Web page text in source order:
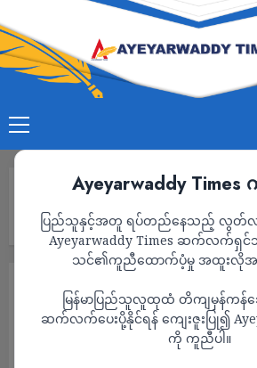
Ayeyarwaddy
ပြည်သူနှင့်အတူ ရပ်တည်နေသည့် လွတ်လ
Ayeyarwaddy Times ဆက်လက်ရှ
သင်၏ကူညီထောက်ပံ့မှု အထူးလိုအ
မြန်မာပြည်သူလူထုထံ တိကျမှန်ကန်သ
ဆက်လက်ပေးပို့နိုင်ရန် ကျေးဇူးပြု၍
ကို ကူညီပါ။
သေဆုံး
ငွေဆောင်တွင် ရေနစ်လို့ ဂျပန်
သူများအပါအဝင် ၃ ဦးသေဆုံး